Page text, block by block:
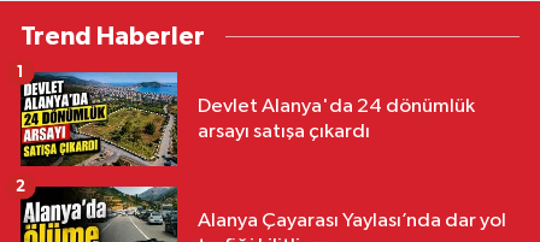
Trend Haberler
Devlet Alanya'da 24 dönümlük
arsayı satışa çıkardı
1
Alanya Çayarası Yaylası’nda dar yol
2